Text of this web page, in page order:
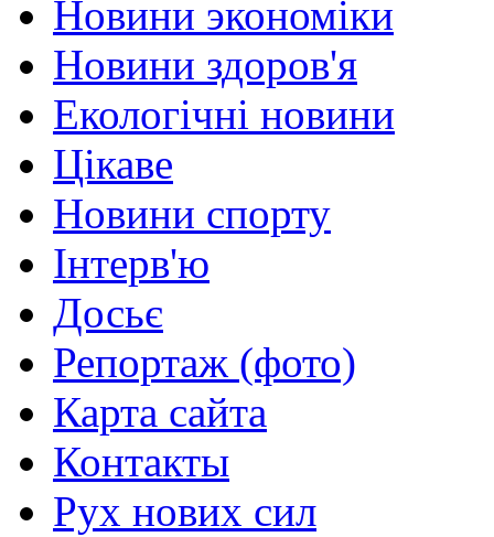
Новини экономіки
Новини здоров'я
Екологічні новини
Цікаве
Новини спорту
Інтерв'ю
Досьє
Репортаж (фото)
Карта сайта
Контакты
Рух нових сил